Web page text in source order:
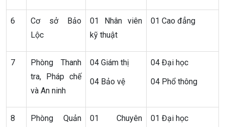
6
Cơ sở Bảo
Lộc
01 Nhân viên
kỹ thuật
01 Cao đẳng
7
Phòng Thanh
tra, Pháp chế
và An ninh
04 Giám thị
04 Bảo vệ
04 Đại học
04 Phổ thông
8
Phòng Quản
01 Chuyên
01 Đại học